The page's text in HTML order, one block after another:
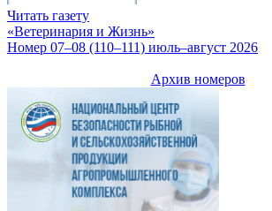
Читать газету
«Ветеринария и Жизнь»
Номер 07–08 (110–111) июль–август 2026
Архив номеров